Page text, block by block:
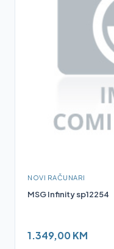
NOVI RAČUNARI
MSG Infinity sp12254
1.349,00 KM